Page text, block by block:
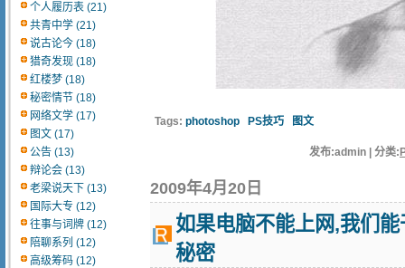
个人履历表 (21)
共青中学 (21)
说古论今 (18)
猎奇发现 (18)
红楼梦 (18)
秘密情节 (18)
网络文学 (17)
图文 (17)
公告 (13)
辩论会 (13)
老梁说天下 (13)
国际大专 (12)
往事与词牌 (12)
陪聊系列 (12)
高级筹码 (12)
Tags: photoshop PS技巧 图文
发布:admin | 分类:
2009年4月20日
如果电脑不能上网,我们
秘密